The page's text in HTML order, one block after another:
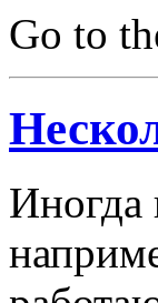
Go to
Иногда